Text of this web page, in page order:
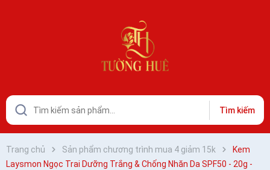
Tìm kiếm
Trang chủ Sản phẩm chương trình mua 4 giảm 15k
Kem
Laysmon Ngọc Trai Dưỡng Trắng & Chống Nhăn Da SPF50 - 20g -